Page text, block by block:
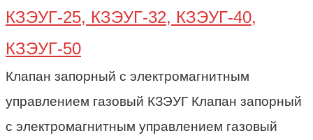
КЗЭУГ-25, КЗЭУГ-32, КЗЭУГ-40,
КЗЭУГ-50
Клапан запорный с электромагнитным
управлением газовый КЗЭУГ Клапан запорный
с электромагнитным управлением газовый